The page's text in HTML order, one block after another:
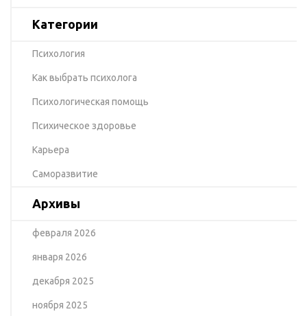
Категории
Психология
Как выбрать психолога
Психологическая помощь
Психическое здоровье
Карьера
Саморазвитие
Архивы
февраля 2026
января 2026
декабря 2025
ноября 2025